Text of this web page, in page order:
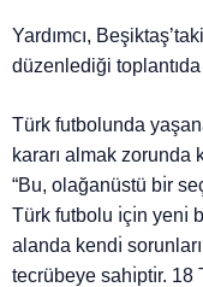
Yardımcı,
düzenlediği
Türk futbolunda
kararı almak zorunda
“Bu, olağanüstü bı̇r
Türk futbolu ı̇çı̇n yenı̇
alanda kendı̇
tecrübeye sahı̇ptı̇r. 18